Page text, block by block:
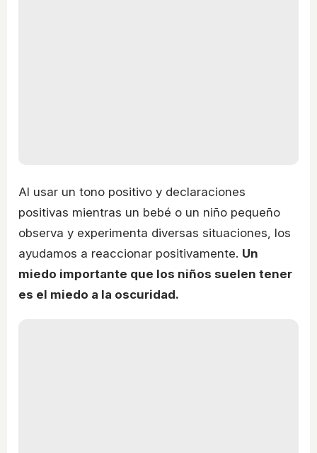
Al usar un tono positivo y declaraciones
positivas mientras un bebé o un niño pequeño
observa y experimenta diversas situaciones, los
ayudamos a reaccionar positivamente. Un
miedo importante que los niños suelen tener
es el miedo a la oscuridad.